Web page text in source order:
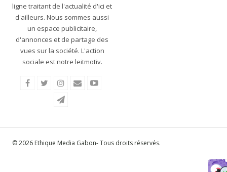
ligne traitant de l'actualité d'ici et
d'ailleurs. Nous sommes aussi
un espace publicitaire,
d'annonces et de partage des
vues sur la société. L'action
sociale est notre leitmotiv.
© 2026 Ethique Media Gabon- Tous droits réservés.